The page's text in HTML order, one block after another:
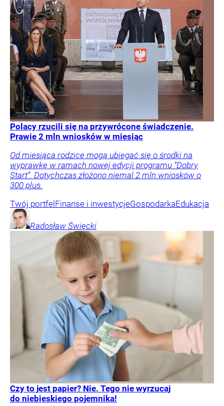
Polacy rzucili się na przywrócone świadczenie.
Prawie 2 mln wniosków w miesiąc
Od miesiąca rodzice mogą ubiegać się o środki na
wyprawkę w ramach nowej edycji programu “Dobry
Start”. Dotychczas złożono niemal 2 mln wniosków o
300 plus.
Twój portfel Finanse i inwestycjeGospodarkaEdukacja
Radosław Święcki
Czy to jest papier? Nie. Tego nie wyrzucaj
do niebieskiego pojemnika!